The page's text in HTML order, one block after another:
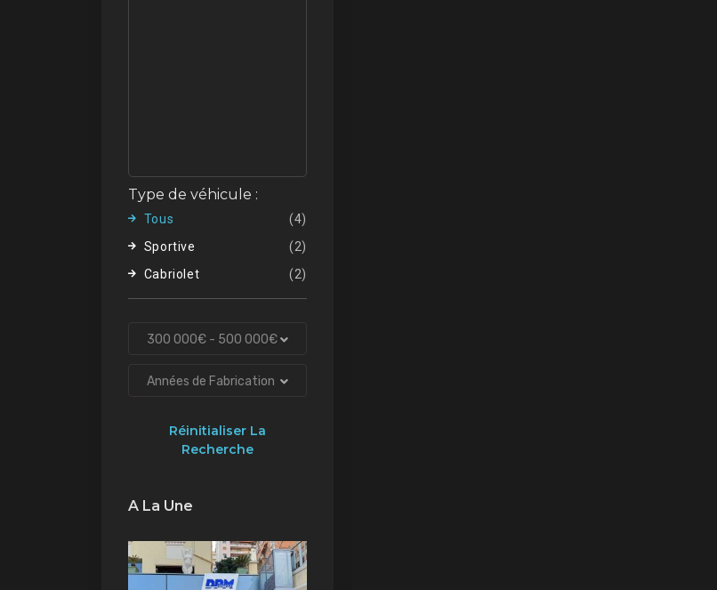
Type de véhicule :
Tous
(4)
Sportive
(2)
Cabriolet
(2)
300 000€ - 500 000€
Années de Fabrication
Réinitialiser La
Recherche
A La Une